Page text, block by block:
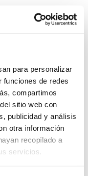
para personalizar
funciones de redes
compartimos
sitio web con
publicidad y análisis
otra información
recopilado a
servicios.
Desmontamos los